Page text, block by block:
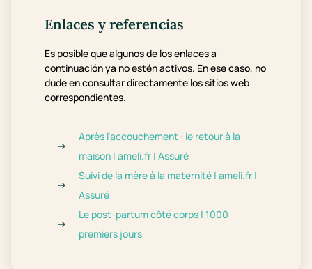
Enlaces y referencias
Es posible que algunos de los enlaces a
continuación ya no estén activos. En ese caso, no
dude en consultar directamente los sitios web
correspondientes.
Après l’accouchement : le retour à la
maison | ameli.fr | Assuré
Suivi de la mère à la maternité | ameli.fr |
Assuré
Le post-partum côté corps | 1000
premiers jours